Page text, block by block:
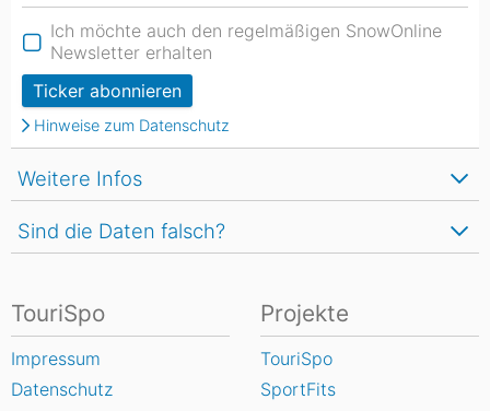
Ich möchte auch den regelmäßigen SnowOnline
Newsletter erhalten
Ticker abonnieren
Hinweise zum Datenschutz
Weitere Infos
Sind die Daten falsch?
TouriSpo
Impressum
Datenschutz
Projekte
TouriSpo
SportFits